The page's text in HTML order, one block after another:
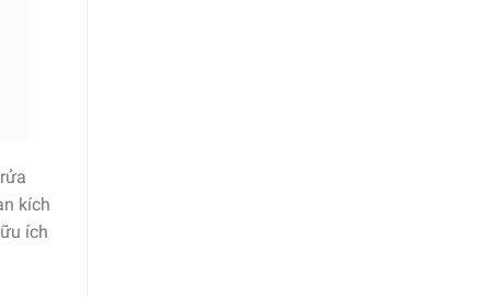
kích
ích